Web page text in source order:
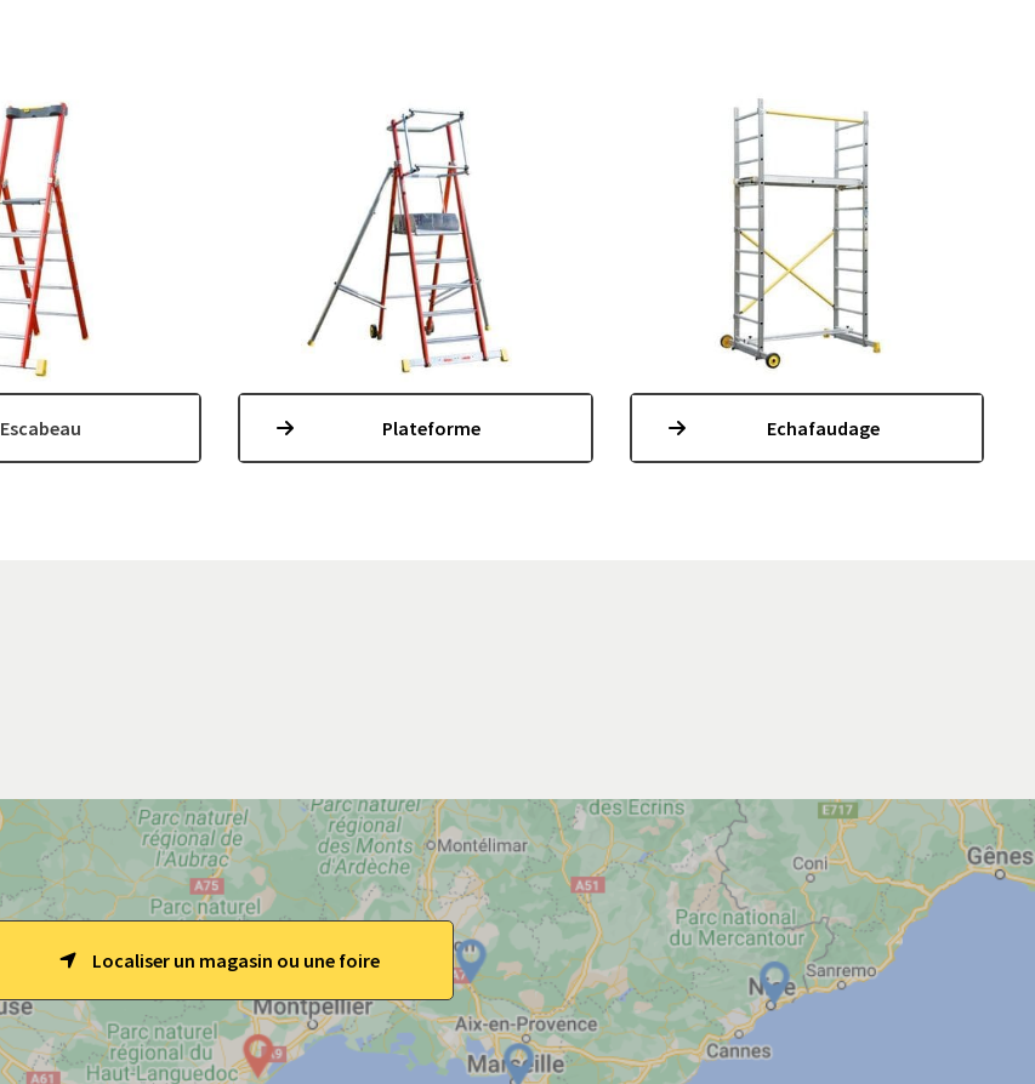
Escabeau Plateforme Echafaudage
Localiser un magasin ou une foire